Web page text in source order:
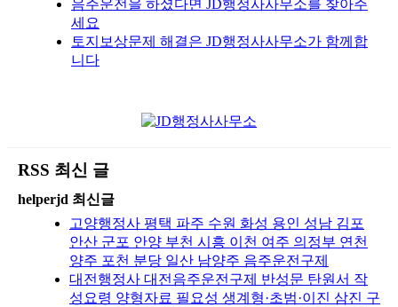
음주운전을 하셨다면 JD행정사사무소를 찾아주
세요
토지보상문제 해결은 JD행정사사무소가 함께합
니다
RSS 최신 글
helperjd 최신글
고양행정사 평택 파주 수원 화성 용인 성남 김포
안산 군포 안양 부천 시흥 이천 여주 의정부 연천
양주 포천 분당 일산 남양주 음주운전구제
대전행정사 대전음주운전구제 반성문 탄원서 작
성요령 양형자료 필요성 생계형·초범·이진 삼진 구